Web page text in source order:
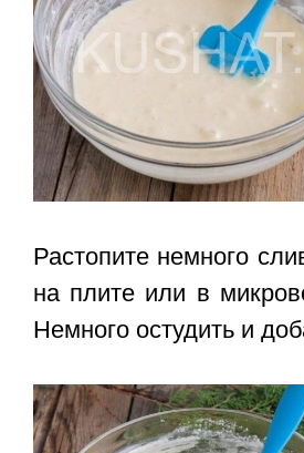
Растопите немного
на плите или в
Немного остудить и